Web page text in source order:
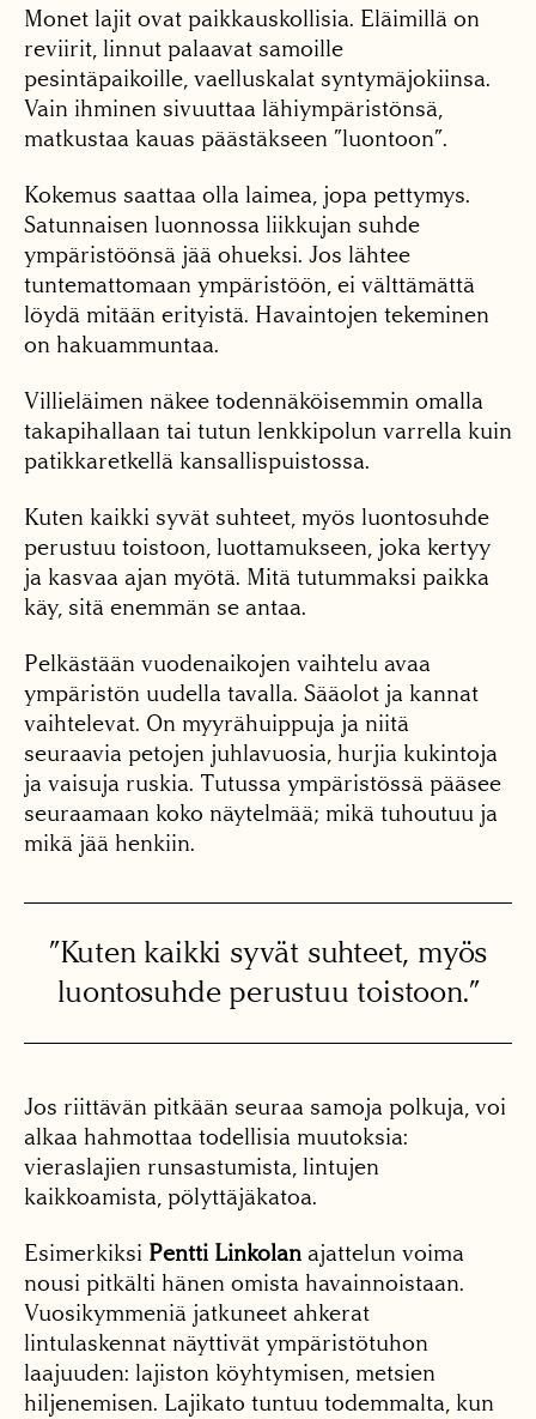
Monet lajit ovat paikkauskollisia. Eläimillä on
reviirit, linnut palaavat samoille
pesintäpaikoille, vaelluskalat syntymäjokiinsa.
Vain ihminen sivuuttaa lähi­ympäristönsä,
matkustaa kauas päästäkseen ”luontoon”.
Kokemus saattaa olla laimea, jopa pettymys.
Satunnaisen luonnossa liikkujan suhde
ympäristöönsä jää ohueksi. Jos lähtee
tuntemattomaan ympäristöön, ei välttämättä
löydä mitään erityistä. Havaintojen tekeminen
on hakuammuntaa.
Villieläimen näkee todennäköisemmin omalla
takapihallaan tai tutun lenkkipolun varrella kuin
patikkaretkellä kansallispuistossa.
Kuten kaikki syvät suhteet, myös luontosuhde
perustuu toistoon, luottamukseen, joka kertyy
ja kasvaa ajan myötä. Mitä tutummaksi paikka
käy, sitä enemmän se antaa.
Pelkästään vuodenaikojen vaihtelu avaa
ympäristön uudella tavalla. Sääolot ja kannat
vaihtelevat. On myyrähuippuja ja niitä
seuraavia petojen juhlavuosia, hurjia kukintoja
ja vaisuja ruskia. Tutussa ympäristössä pääsee
seuraamaan koko näytelmää; mikä tuhoutuu ja
mikä jää henkiin.
”Kuten kaikki syvät suhteet, myös
luontosuhde perustuu toistoon.”
Jos riittävän pitkään seuraa samoja polkuja, voi
alkaa hahmottaa todellisia muutoksia:
vieraslajien runsastumista, lintujen
kaikkoamista, pölyttäjäkatoa.
Esimerkiksi Pentti Linkolan ajattelun voima
nousi pitkälti hänen omista havainnoistaan.
Vuosikymmeniä jatkuneet ahkerat
lintulaskennat näyttivät ympäristötuhon
laajuuden: lajiston köyhtymisen, metsien
hiljenemisen. Lajikato tuntuu todemmalta, kun